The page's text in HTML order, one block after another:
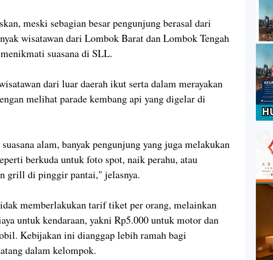
meski sebagian besar pengunjung berasal dari
wisatawan dari Lombok Barat dan Lombok Tengah
suasana di SLL.
dari luar daerah ikut serta dalam merayakan
melihat parade kembang api yang digelar di
alam, banyak pengunjung yang juga melakukan
berkuda untuk foto spot, naik perahu, atau
grill di pinggir pantai," jelasnya.
memberlakukan tarif tiket per orang, melainkan
untuk kendaraan, yakni Rp5.000 untuk motor dan
Kebijakan ini dianggap lebih ramah bagi
dalam kelompok.